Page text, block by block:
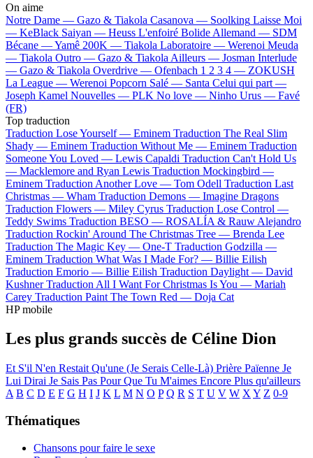
On aime
Notre Dame — Gazo & Tiakola Casanova — Soolking Laisse Moi
— KeBlack Saiyan — Heuss L'enfoiré Bolide Allemand — SDM
Bécane —Yamê 200K — Tiakola Laboratoire — Werenoi Meuda
— Tiakola Outro — Gazo & Tiakola Ailleurs — Josman Interlude
— Gazo & Tiakola Overdrive — Ofenbach 1 2 3 4 — ZOKUSH
La League — Werenoi Popcorn Salé — Santa Celui qui part —
Joseph Kamel Nouvelles — PLK No love — Ninho Urus — Favé
(FR)
Top traduction
Traduction Lose Yourself — Eminem Traduction The Real Slim
Shady — Eminem Traduction Without Me — Eminem Traduction
Someone You Loved — Lewis Capaldi Traduction Can't Hold Us
— Macklemore and Ryan Lewis Traduction Mockingbird —
Eminem Traduction Another Love — Tom Odell Traduction Last
Christmas — Wham Traduction Demons — Imagine Dragons
Traduction Flowers — Miley Cyrus Traduction Lose Control —
Teddy Swims Traduction BESO — ROSALÍA & Rauw Alejandro
Traduction Rockin' Around The Christmas Tree — Brenda Lee
Traduction The Magic Key — One-T Traduction Godzilla —
Eminem Traduction What Was I Made For? — Billie Eilish
Traduction Emorio — Billie Eilish Traduction Daylight — David
Kushner Traduction All I Want For Christmas Is You — Mariah
Carey Traduction Paint The Town Red — Doja Cat
HP mobile
Les plus grands succès de Céline Dion
Et S'il N'en Restait Qu'une (Je Serais Celle-Là) Prière Païenne Je
Lui Dirai Je Sais Pas Pour Que Tu M'aimes Encore Plus qu'ailleurs
A B C D E F G H I J K L M N O P Q R S T U V W X Y Z 0-9
Thématiques
Chansons pour faire le sexe